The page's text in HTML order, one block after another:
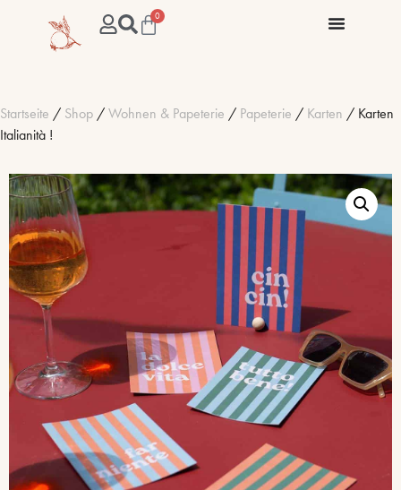
0
Startseite / Shop /Wohnen & Papeterie / Papeterie / Karten / Karten
Italianità !